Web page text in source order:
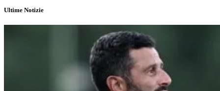
Ultime Notizie